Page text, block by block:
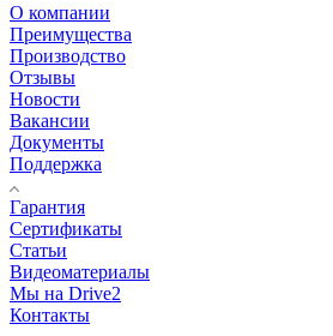
О компании
Преимущества
Производство
Отзывы
Новости
Вакансии
Документы
Поддержка
Гарантия
Сертификаты
Статьи
Видеоматериалы
Мы на Drive2
Контакты